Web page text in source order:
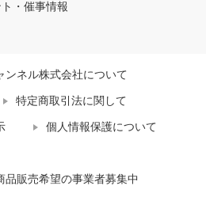
・催事情報
ンネル株式会社について
特定商取引法に関して
個人情報保護について
品販売希望の事業者募集中